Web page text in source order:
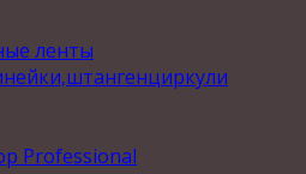
ленты
Professional